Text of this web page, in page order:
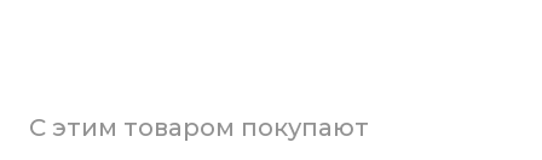
С этим товаром покупают